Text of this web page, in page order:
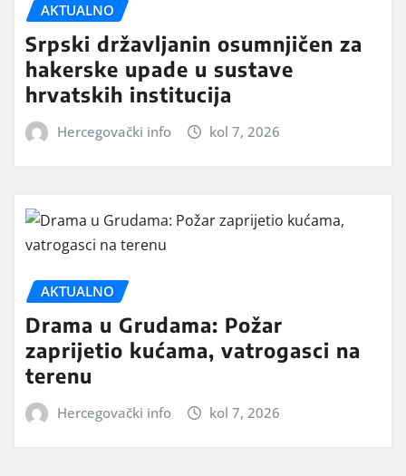
AKTUALNO
Srpski državljanin osumnjičen za
hakerske upade u sustave
hrvatskih institucija
Hercegovački info kol 7, 2026
AKTUALNO
Drama u Grudama: Požar
zaprijetio kućama, vatrogasci na
terenu
Hercegovački info kol 7, 2026